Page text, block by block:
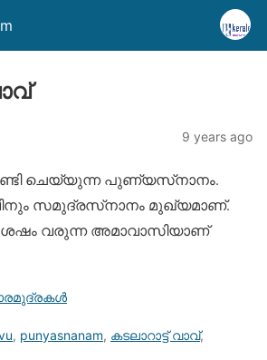
9 years ago
ചെയ്യുന്ന പുണ്യസ്‌നാനം.
സമുദ്രസ്‌നാനം മുഖ്യമാണ്.
വരുന്ന അമാവാസിയാണ്
, punyasnanam, കടലാറാട്ട് വാവ്,